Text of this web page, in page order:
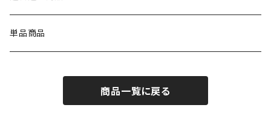
単品商品
商品一覧に戻る